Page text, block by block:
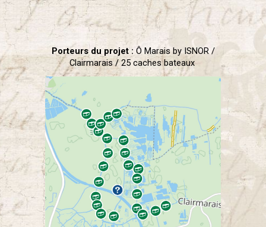
Porteurs du projet : Ô Marais by ISNOR /
Clairmarais / 25 caches bateaux